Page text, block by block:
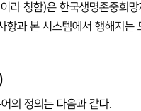
라 칭함)은 한국생명존중희
항과 본 시스템에서 행해지는
의 정의는 다음과 같다.